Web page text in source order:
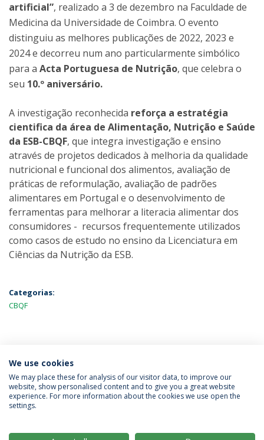
artificial”, realizado a 3 de dezembro na Faculdade de
Medicina da Universidade de Coimbra. O evento
distinguiu as melhores publicações de 2022, 2023 e
2024 e decorreu num ano particularmente simbólico
para a Acta Portuguesa de Nutrição, que celebra o
seu 10.º aniversário.
A investigação reconhecida reforça a estratégia
cientifica da área de Alimentação, Nutrição e Saúde
da ESB-CBQF, que integra investigação e ensino
através de projetos dedicados à melhoria da qualidade
nutricional e funcional dos alimentos, avaliação de
práticas de reformulação, avaliação de padrões
alimentares em Portugal e o desenvolvimento de
ferramentas para melhorar a literacia alimentar dos
consumidores - recursos frequentemente utilizados
como casos de estudo no ensino da Licenciatura em
Ciências da Nutrição da ESB.
Categorias:
CBQF
MAIS NOTÍCIAS
Política de Privacidade
Termos & Condições
We use cookies
We may place these for analysis of our visitor data, to improve our
website, show personalised content and to give you a great website
experience. For more information about the cookies we use open the
settings.